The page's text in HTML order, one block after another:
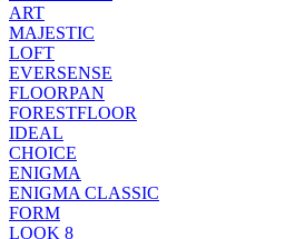
ART
MAJESTIC
LOFT
EVERSENSE
FLOORPAN
FORESTFLOOR
IDEAL
CHOICE
ENIGMA
ENIGMA CLASSIC
FORM
LOOK 8